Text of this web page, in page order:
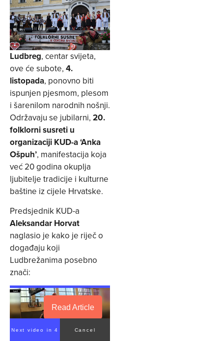
Ludbreg, centar svijeta,
ove će subote, 4.
listopada, ponovno biti
ispunjen pjesmom, plesom
i šarenilom narodnih nošnji.
Održavaju se jubilarni, 20.
folklorni susreti u
organizaciji KUD-a ‘Anka
Ošpuh’, manifestacija koja
već 20 godina okuplja
ljubitelje tradicije i kulturne
baštine iz cijele Hrvatske.
Predsjednik KUD-a
Aleksandar Horvat
naglasio je kako je riječ o
događaju koji
Ludbrežanima posebno
znači:
Read Article
Next video in 4 Cancel